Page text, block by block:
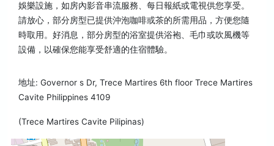
娛樂設施，如房內影音串流服務、每日報紙或電視供您享受。
請放心，部分房型已提供沖泡咖啡或茶的所需用品，方便您隨
時取用。好消息，部分房型的浴室提供浴袍、毛巾或吹風機等
設備，以確保您能享受舒適的住宿體驗。
地址: Governor s Dr, Trece Martires 6th floor Trece Martires
Cavite Philippines 4109
(Trece Martires Cavite Pilipinas)